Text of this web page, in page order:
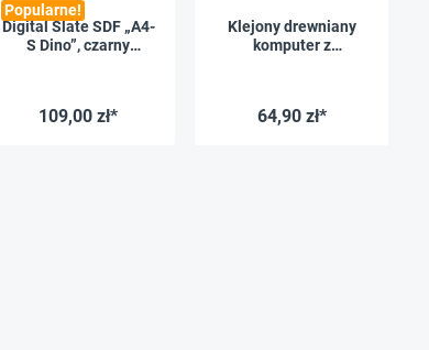
Popularne!
Digital Slate SDF „A4-
S Dino”, czarny
109,00 zł*
Klejony drewniany
komputer z
64,90 zł*